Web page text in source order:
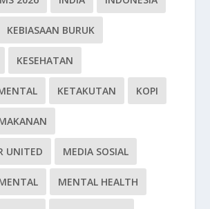
KEBIASAAN BURUK
KESEHATAN
KETAKUTAN KOPI
UNITED MEDIA SOSIAL
MENTAL HEALTH